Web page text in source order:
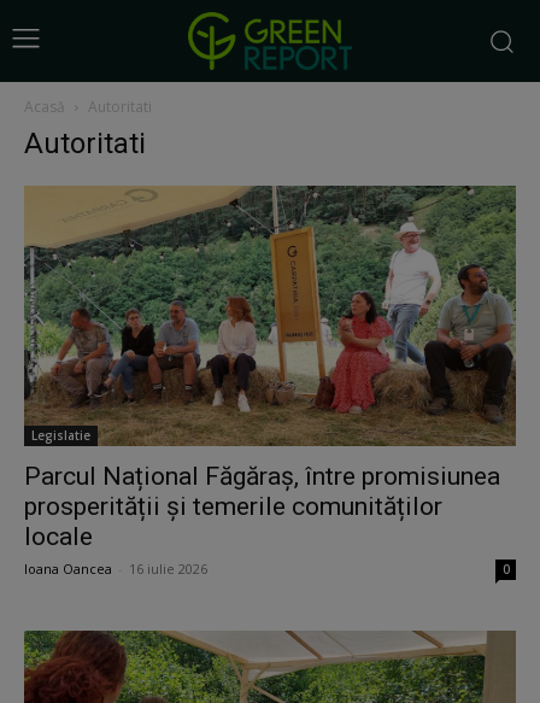
Acasă Autoritati
Autoritati
Legislatie
Parcul Național Făgăraș, între promisiunea
prosperității și temerile comunităților
locale
Ioana Oancea 16 iulie 2026 0